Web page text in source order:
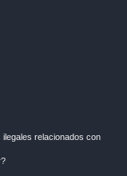
relacionados con